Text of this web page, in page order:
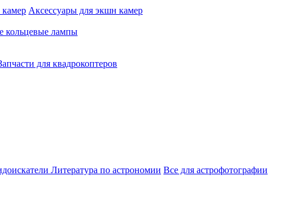
Аксессуары для экшн камер
кольцевые лампы
для квадрокоптеров
Литература по астрономии Все для астрофотографии